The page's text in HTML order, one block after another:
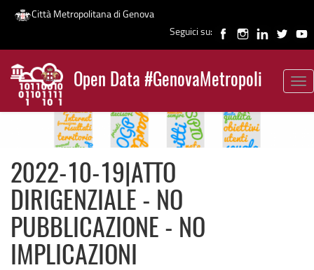
Salta
contenuto
principale
Città Metropolitana di Genova
Seguici su:
Open Data #GenovaMetropoli
News
2022-10-19|ATTO
DIRIGENZIALE - NO
PUBBLICAZIONE - NO
IMPLICAZIONI